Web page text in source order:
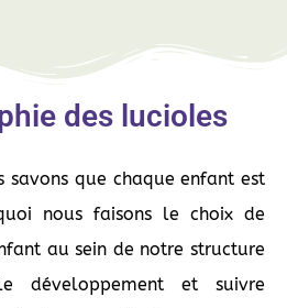
des lucioles
savons que chaque enfant est
nous faisons le choix de
au sein de notre structure
développement et suivre